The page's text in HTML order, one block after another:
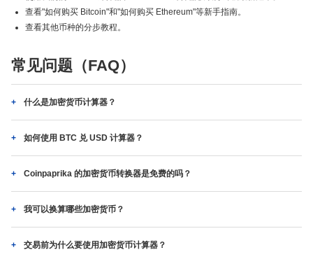
查看"如何购买 Bitcoin"和"如何购买 Ethereum"等新手指南。
查看其他币种的分步教程。
常见问题（FAQ）
什么是加密货币计算器？
如何使用 BTC 兑 USD 计算器？
Coinpaprika 的加密货币转换器是免费的吗？
我可以换算哪些加密货币？
交易前为什么要使用加密货币计算器？